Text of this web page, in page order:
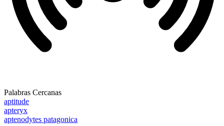
Palabras Cercanas
aptitude
apteryx
aptenodytes patagonica